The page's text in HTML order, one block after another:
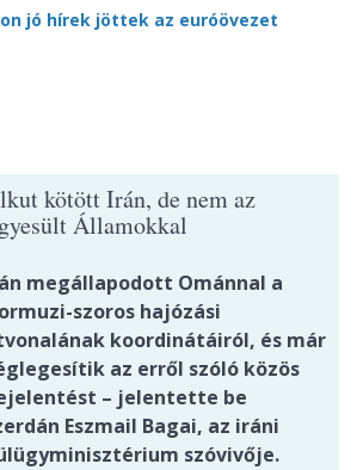
jó hírek jöttek az euróövezet
kötött Irán, de nem az
Államokkal
megállapodott Ománnal a
szoros hajózási
koordinátáiról, és már
az erről szóló közös
– jelentette be
Eszmail Bagai, az iráni
szóvivője.